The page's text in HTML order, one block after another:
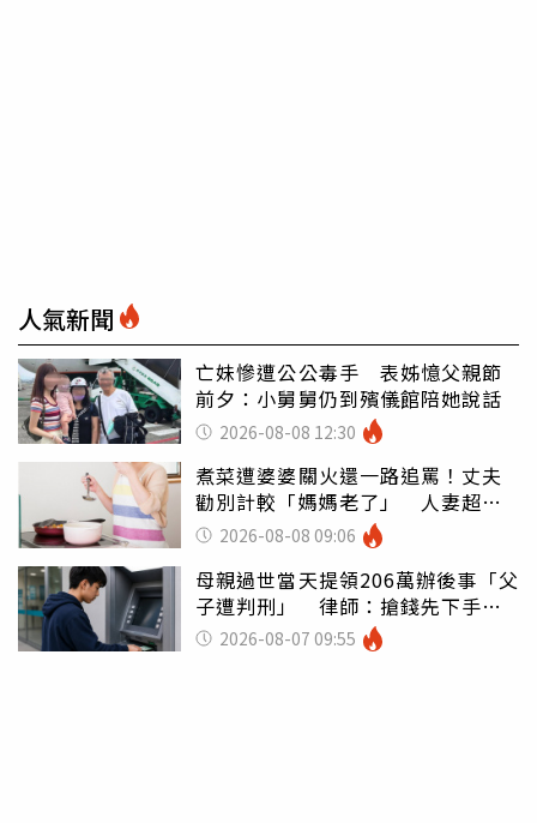
人氣新聞
亡妹慘遭公公毒手 表姊憶父親節
前夕：小舅舅仍到殯儀館陪她說話
2026-08-08 12:30
煮菜遭婆婆關火還一路追罵！丈夫
勸別計較「媽媽老了」 人妻超崩
潰：我像台傭
2026-08-08 09:06
母親過世當天提領206萬辦後事「父
子遭判刑」 律師：搶錢先下手是
罪 2026-08-07 09:55